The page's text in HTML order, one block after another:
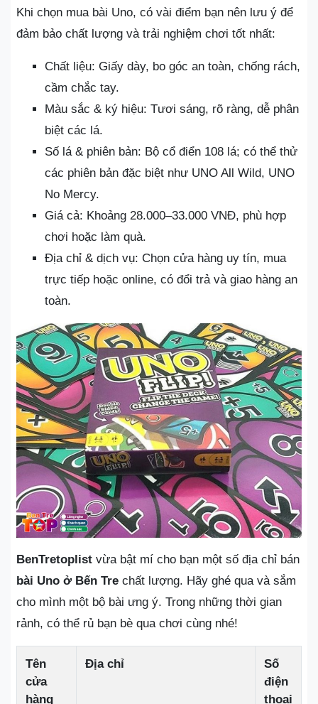
Khi chọn mua bài Uno, có vài điểm bạn nên lưu ý để
đảm bảo chất lượng và trải nghiệm chơi tốt nhất:
Chất liệu: Giấy dày, bo góc an toàn, chống rách,
cầm chắc tay.
Màu sắc & ký hiệu: Tươi sáng, rõ ràng, dễ phân
biệt các lá.
Số lá & phiên bản: Bộ cổ điển 108 lá; có thể thử
các phiên bản đặc biệt như UNO All Wild, UNO
No Mercy.
Giá cả: Khoảng 28.000–33.000 VNĐ, phù hợp
chơi hoặc làm quà.
Địa chỉ & dịch vụ: Chọn cửa hàng uy tín, mua
trực tiếp hoặc online, có đổi trả và giao hàng an
toàn.
BenTretoplist vừa bật mí cho bạn một số địa chỉ bán
bài Uno ở Bến Tre chất lượng. Hãy ghé qua và sắm
cho mình một bộ bài ưng ý. Trong những thời gian
rảnh, có thể rủ bạn bè qua chơi cùng nhé!
Tên
cửa
hàng
Địa chỉ
Số
điện
thoại